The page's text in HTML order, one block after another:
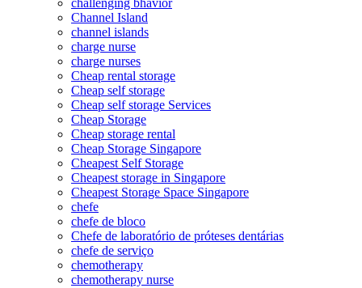
Channel Island
channel islands
charge nurse
charge nurses
Cheap rental storage
Cheap self storage
Cheap self storage Services
Cheap Storage
Cheap storage rental
Cheap Storage Singapore
Cheapest Self Storage
Cheapest storage in Singapore
Cheapest Storage Space Singapore
chefe
chefe de bloco
Chefe de laboratório de próteses dentárias
chefe de serviço
chemotherapy
chemotherapy nurse